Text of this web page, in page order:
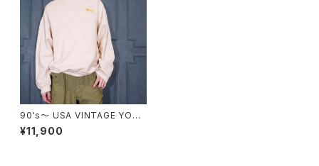
90's～ USA VINTAGE YOUR
BREED CLOTHING CO DOG
EMBROIDERY DESIGN SWE
¥11,900